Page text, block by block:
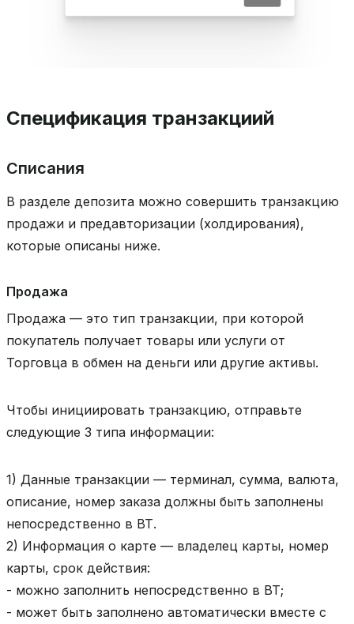
Спецификация транзакциий
Списания
В разделе депозита можно совершить транзакцию
продажи и предавторизации (холдирования),
которые описаны ниже.
Продажа
Продажа — это тип транзакции, при которой
покупатель получает товары или услуги от
Торговца в обмен на деньги или другие активы.
Чтобы инициировать транзакцию, отправьте
следующие 3 типа информации:
1) Данные транзакции — терминал, сумма, валюта,
описание, номер заказа должны быть заполнены
непосредственно в ВТ.
2) Информация о карте — владелец карты, номер
карты, срок действия:
- можно заполнить непосредственно в ВТ;
- может быть заполнено автоматически вместе с